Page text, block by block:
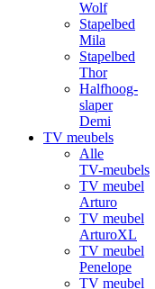
Wolf
Stapelbed
Mila
Stapelbed
Thor
Halfhoog-
slaper
Demi
TV meubels
Alle
TV-meubels
TV meubel
Arturo
TV meubel
ArturoXL
TV meubel
Penelope
TV meubel